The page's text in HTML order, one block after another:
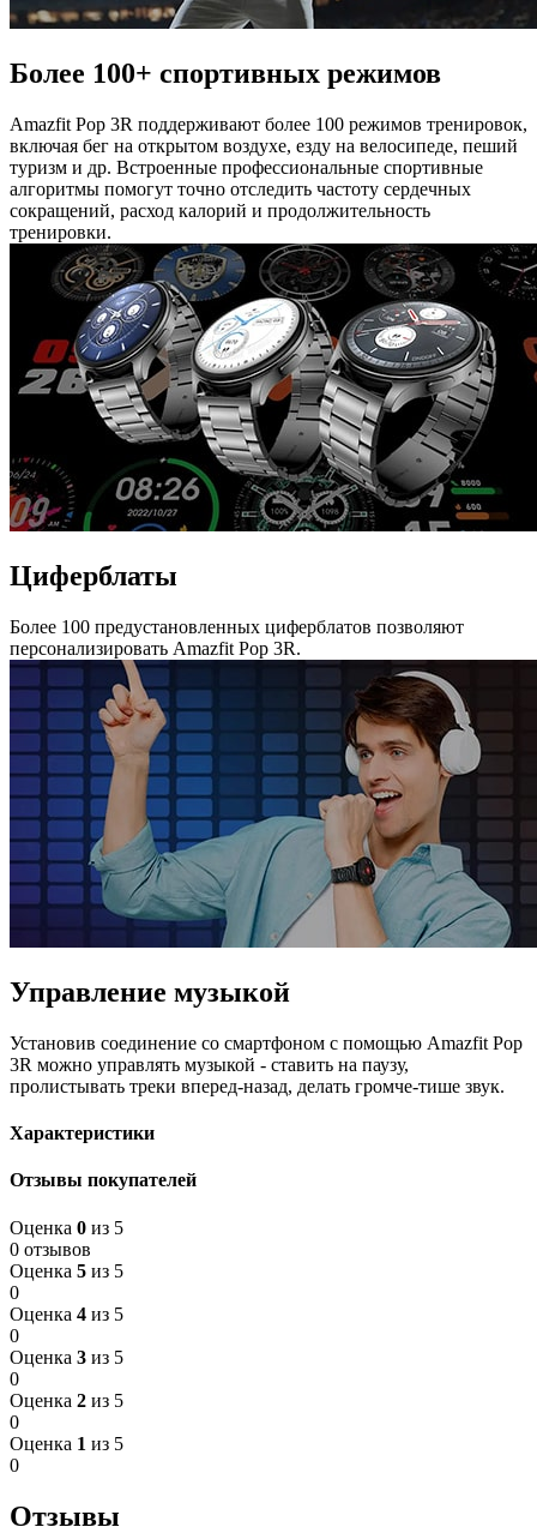
Более 100+ спортивных режимов
Amazfit Pop 3R поддерживают более 100 режимов тренировок,
включая бег на открытом воздухе, езду на велосипеде, пеший
туризм и др. Встроенные профессиональные спортивные
алгоритмы помогут точно отследить частоту сердечных
сокращений, расход калорий и продолжительность
тренировки.
Циферблаты
Более 100 предустановленных циферблатов позволяют
персонализировать Amazfit Pop 3R.
Управление музыкой
Установив соединение со смартфоном с помощью Amazfit Pop
3R можно управлять музыкой - ставить на паузу,
пролистывать треки вперед-назад, делать громче-тише звук.
Характеристики
Отзывы покупателей
Оценка 0 из 5
0 отзывов
Оценка 5 из 5
0
Оценка 4 из 5
0
Оценка 3 из 5
0
Оценка 2 из 5
0
Оценка 1 из 5
0
Отзывы